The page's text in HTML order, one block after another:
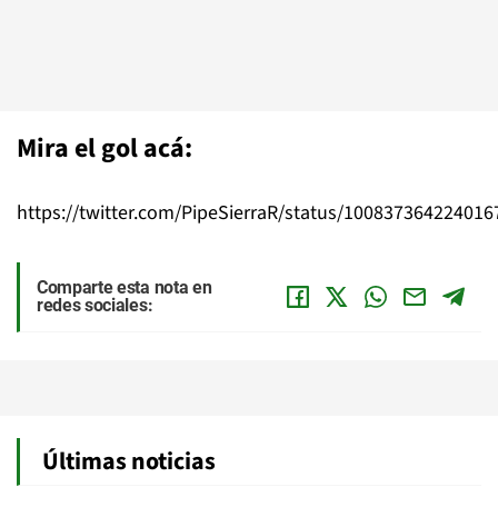
Mira el gol acá:
https://twitter.com/PipeSierraR/status/
Comparte esta nota en
redes sociales:
Últimas noticias